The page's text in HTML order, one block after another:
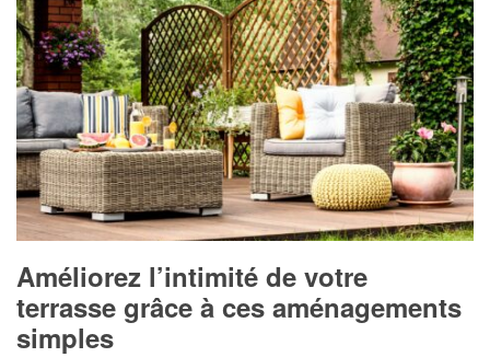
Améliorez l’intimité de votre
terrasse grâce à ces aménagements
simples